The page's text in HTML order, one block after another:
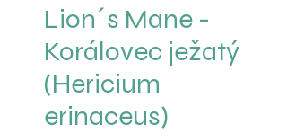
Lion´s Mane -
Korálovec ježatý
(Hericium
erinaceus)